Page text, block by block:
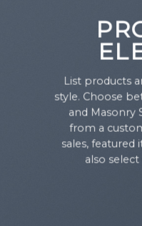
List products
style. Choose
and Masonry
from a
sales, featured
also